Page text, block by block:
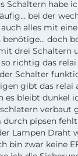
Schaltern habe
bei der
alles mit
benötige… doch
drei Schaltern
richtig das
Schalter
gibt das relai
es bleibt dunkel
verbaut
pipsen
Lampen Draht
bin zwar keine